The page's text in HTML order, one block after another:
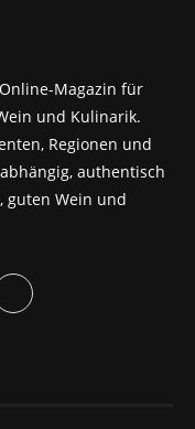
Magazin für
und Kulinarik.
Regionen und
authentisch
guten Wein und